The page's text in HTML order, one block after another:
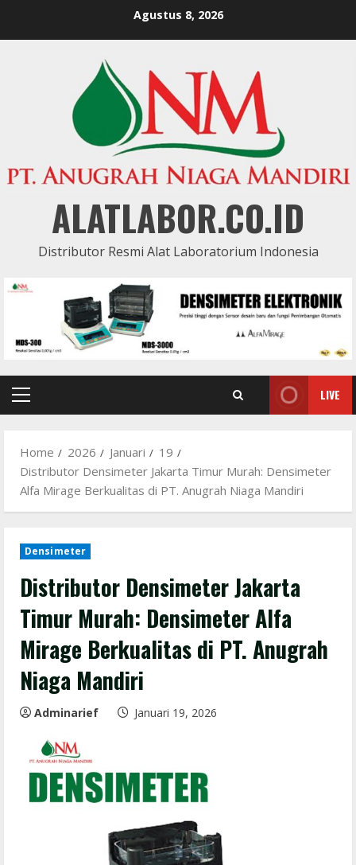
Agustus 8, 2026
ALATLABOR.CO.ID
Distributor Resmi Alat Laboratorium Indonesia
Primary
LIVE
Home 2026 Januari
19
Distributor Densimeter Jakarta Timur Murah: Densimeter
Alfa Mirage Berkualitas di PT. Anugrah Niaga Mandiri
Densimeter
Distributor Densimeter Jakarta
Timur Murah: Densimeter Alfa
Mirage Berkualitas di PT. Anugrah
Niaga Mandiri
Adminarief Januari 19, 2026